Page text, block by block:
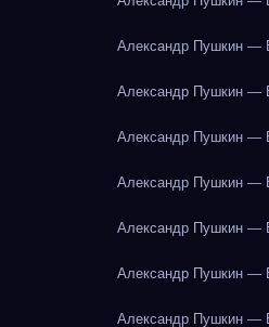
Александр Пушкин —
Александр Пушкин —
Александр Пушкин —
Александр Пушкин —
Александр Пушкин —
Александр Пушкин —
Александр Пушкин —